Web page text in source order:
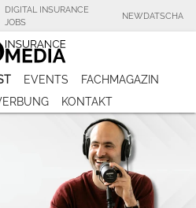
DIGITAL INSURANCE
JOBS
NEWDATSCHA
EVENTS
FACHMAGAZIN
KONTAKT